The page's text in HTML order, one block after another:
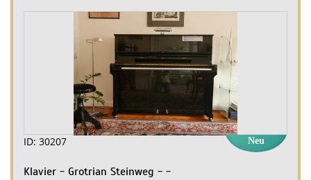
ID: 30207 Neu
Klavier - Grotrian Steinweg - -